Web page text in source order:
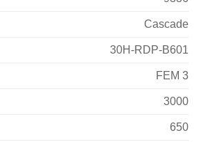
Cascade
30H-RDP-B601
FEM 3
3000
650